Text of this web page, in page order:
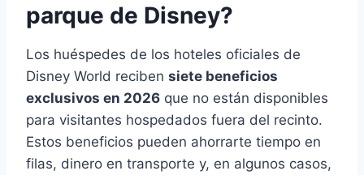
parque de Disney?
Los huéspedes de los hoteles oficiales de
Disney World reciben siete beneficios
exclusivos en 2026 que no están disponibles
para visitantes hospedados fuera del recinto.
Estos beneficios pueden ahorrarte tiempo en
filas, dinero en transporte y, en algunos casos,